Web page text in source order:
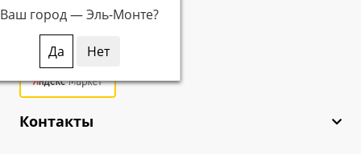
Ваш город —Эль-Монте?
Контакты